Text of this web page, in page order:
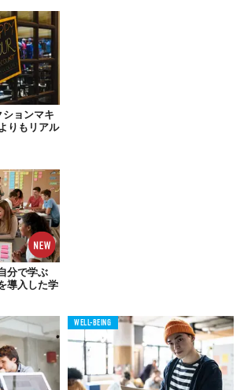
持や美容のため」（19.5%）という回答がX
ているのが特徴的だ。この結果は、Z世代
ングへの関心の高さを示すものと言えるだ
ョンマキ
りもリアル
分で学ぶ
導入した学
WELL-BEING